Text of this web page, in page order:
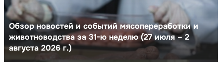
Обзор новостей и событий мясопереработки и
животноводства за 31-ю неделю (27 июля – 2
августа 2026 г.)